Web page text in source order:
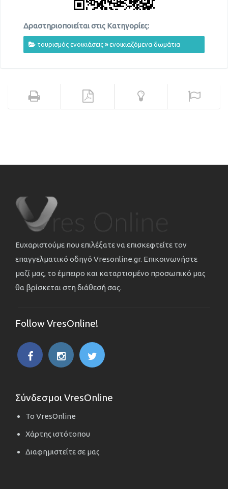
Δραστηριοποιείται στις Κατηγορίες:
τουρισμός ενοικιάσεις »ενοικιαζόμενα δωμάτια
Ευχαριστούμε που επιλέξατε να επισκεφτείτε τον
επαγγελματικό οδηγό Vresonline.gr. Επικοινωνήστε
μαζί μας, το έμπειρο και καταρτισμένο προσωπικό μας
θα βρίσκεται στη διάθεσή σας.
Follow VresOnline!
Σύνδεσμοι VresOnline
Το VresOnline
Χάρτης ιστότοπου
Διαφημιστείτε σε μας